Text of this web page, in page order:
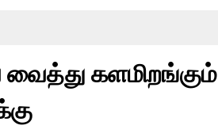
வைத்து களமிறங்கும்